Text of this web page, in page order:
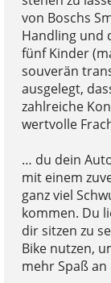
von Boschs
Handling und
fünf Kinder
souverän
ausgelegt,
zahlreiche
wertvolle
… du dein
mit einem
ganz viel
kommen. Du
dir sitzen zu
Bike nutzen,
mehr Spaß